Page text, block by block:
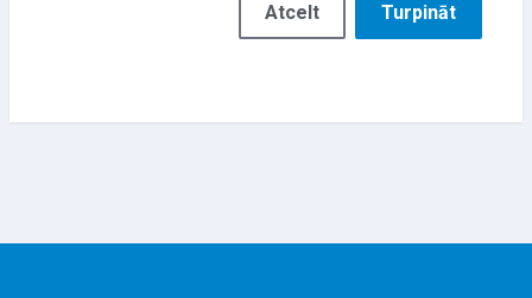
Atcelt Turpināt